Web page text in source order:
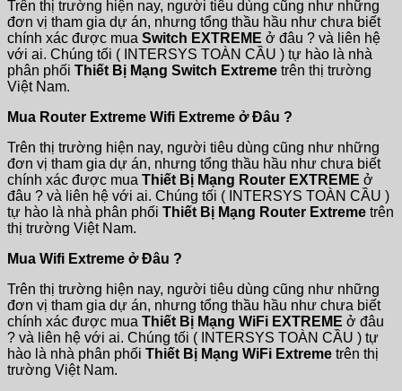
Trên thị trường hiện nay, người tiêu dùng cũng như những
đơn vị tham gia dự án, nhưng tổng thầu hầu như chưa biết
chính xác được mua Switch EXTREME ở đâu ? và liên hệ
với ai. Chúng tối ( INTERSYS TOÀN CẦU ) tự hào là nhà
phân phối Thiết Bị Mạng Switch Extreme trên thị trường
Việt Nam.
Mua Router Extreme Wifi Extreme ở Đâu ?
Trên thị trường hiện nay, người tiêu dùng cũng như những
đơn vị tham gia dự án, nhưng tổng thầu hầu như chưa biết
chính xác được mua Thiết Bị Mạng Router EXTREME ở
đâu ? và liên hệ với ai. Chúng tối ( INTERSYS TOÀN CẦU )
tự hào là nhà phân phối Thiết Bị Mạng Router Extreme trên
thị trường Việt Nam.
Mua Wifi Extreme ở Đâu ?
Trên thị trường hiện nay, người tiêu dùng cũng như những
đơn vị tham gia dự án, nhưng tổng thầu hầu như chưa biết
chính xác được mua Thiết Bị Mạng WiFi EXTREME ở đâu
? và liên hệ với ai. Chúng tối ( INTERSYS TOÀN CẦU ) tự
hào là nhà phân phối Thiết Bị Mạng WiFi Extreme trên thị
trường Việt Nam.